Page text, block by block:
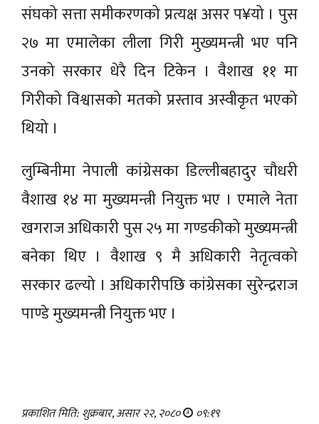
संघको सत्ता समीकरणको प्रत्यक्ष असर प¥यो । पुस
२७ मा एमालेका लीला गिरी मुख्यमन्त्री भए पनि
उनको सरकार धेरै दिन टिकेन । वैशाख ११ मा
गिरीको विश्वासको मतको प्रस्ताव अस्वीकृत भएको
थियो ।
लुम्बिनीमा नेपाली कांग्रेसका डिल्लीबहादुर चौधरी
वैशाख १४ मा मुख्यमन्त्री नियुक्त भए । एमाले नेता
खगराज अधिकारी पुस २५ मा गण्डकीको मुख्यमन्त्री
बनेका थिए । वैशाख ९ मै अधिकारी नेतृत्वको
सरकार ढल्यो । अधिकारीपछि कांग्रेसका सुरेन्द्रराज
पाण्डे मुख्यमन्त्री नियुक्त भए ।
प्रकाशित मिति: शुक्रबार, असार २२, २०८० ०९:१९